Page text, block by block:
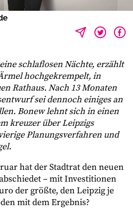
schlaflosen Nächte, erzählt
hochgekrempelt, in
Rathaus. Nach 13 Monaten
sei dennoch einiges an
Bonew lehnt sich in einen
kreuzer über Leipzigs
Planungsverfahren und
hat der Stadtrat den neuen
– mit Investitionen
der größte, den Leipzig je
mit dem Ergebnis?